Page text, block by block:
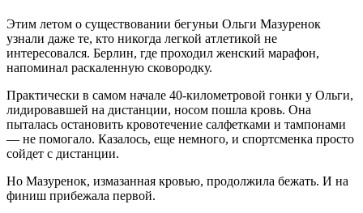
Этим летом о существовании бегуньи Ольги Мазуренок
узнали даже те, кто никогда легкой атлетикой не
интересовался. Берлин, где проходил женский марафон,
напоминал раскаленную сковородку.
Практически в самом начале 40-километровой гонки у Ольги,
лидировавшей на дистанции, носом пошла кровь. Она
пыталась остановить кровотечение салфетками и тампонами
— не помогало. Казалось, еще немного, и спортсменка просто
сойдет с дистанции.
Но Мазуренок, измазанная кровью, продолжила бежать. И на
финиш прибежала первой.